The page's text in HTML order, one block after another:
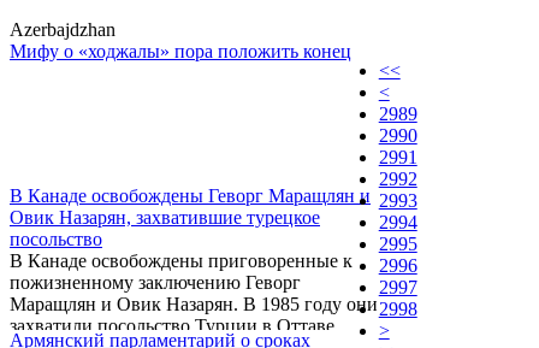
Azerbajdzhan
Мифу о «ходжалы» пора положить конец
В Канаде освобождены Геворг Маращлян и
Овик Назарян, захватившие турецкое
посольство
В Канаде освобождены приговоренные к
пожизненному заключению Геворг
Маращлян и Овик Назарян. В 1985 году они
захватили посольство Турции в Оттаве.
Армянский парламентарий о сроках
<<
<
2989
2990
2991
2992
2993
2994
2995
2996
2997
2998
>